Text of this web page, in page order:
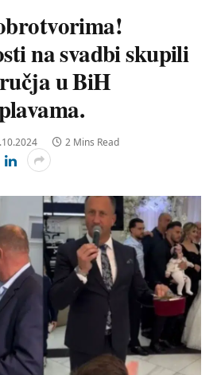
na svadbi skupili
u BiH
2 Mins Read